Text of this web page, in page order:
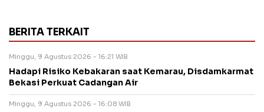
BERITA TERKAIT
Minggu, 9 Agustus 2026 - 16:21 WIB
Hadapi Risiko Kebakaran saat Kemarau, Disdamkarmat
Bekasi Perkuat Cadangan Air
Minggu, 9 Agustus 2026 - 16:08 WIB